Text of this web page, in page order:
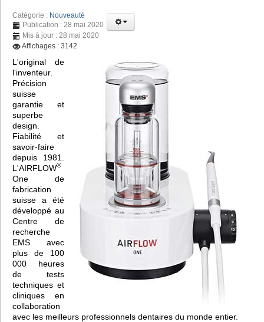
Catégorie : Nouveauté
Publication : 28 mai 2020
Mis à jour : 28 mai 2020
Affichages : 3142
L'original de
l'inventeur.
Précision
suisse
garantie et
superbe
design.
Fiabilité et
savoir-faire
depuis 1981.
L'AIRFLOW®
One de
fabrication
suisse a été
développé au
Centre de
recherche
EMS avec
plus de 100
000 heures
de tests
techniques et
cliniques en
collaboration
avec les meilleurs professionnels dentaires du monde entier.